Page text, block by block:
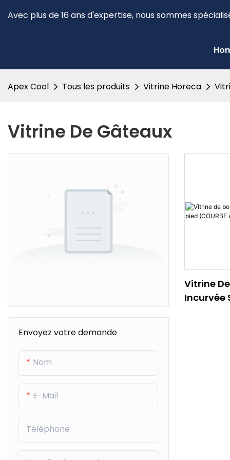
Avec plus de 16 ans d'expertise, nous sommes
Apex Cool Tous les produits Vitrine Horeca
Vitrine De Gâteaux
Envoyez votre demande
Nom
E-Mail
Téléphone
Vitrine
Incurvée